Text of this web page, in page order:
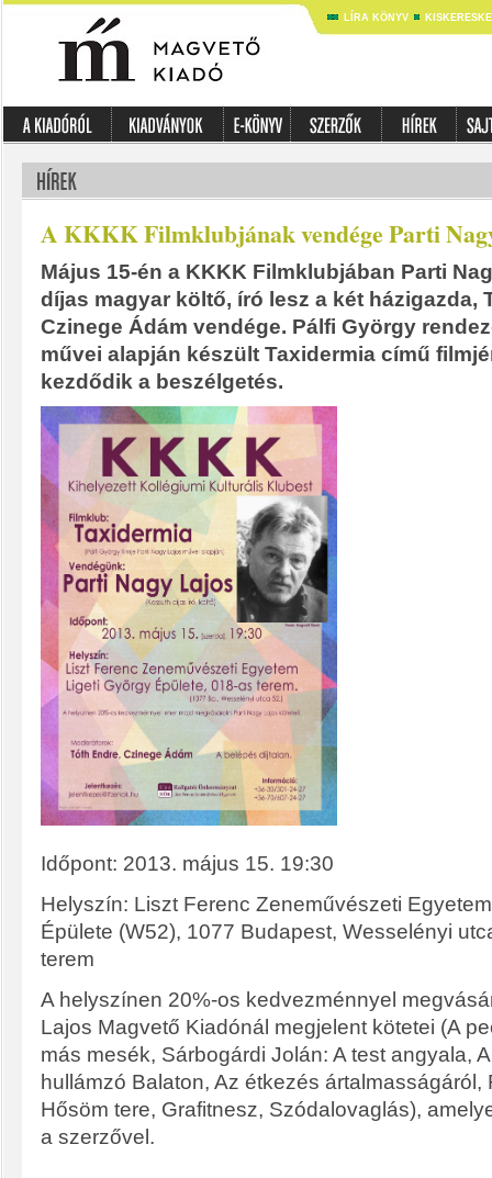
LÍRA KÖNYV
A KKKK Filmklubjának vendége Parti
Május 15-én a KKKK Filmklubjában Parti
díjas magyar költő, író lesz a két házigazda,
Czinege Ádám vendége. Pálfi György
művei alapján készült Taxidermia című
kezdődik a beszélgetés.
Időpont: 2013. május 15. 19:30
Helyszín: Liszt Ferenc Zeneművészeti
Épülete (W52), 1077 Budapest, Wesselényi
terem
A helyszínen 20%-os kedvezménnyel
Lajos Magvető Kiadónál megjelent kötetei (A
más mesék, Sárbogárdi Jolán: A test angyala,
hullámzó Balaton, Az étkezés ártalmasságáról,
Hősöm tere, Grafitnesz, Szódalovaglás),
a szerzővel.